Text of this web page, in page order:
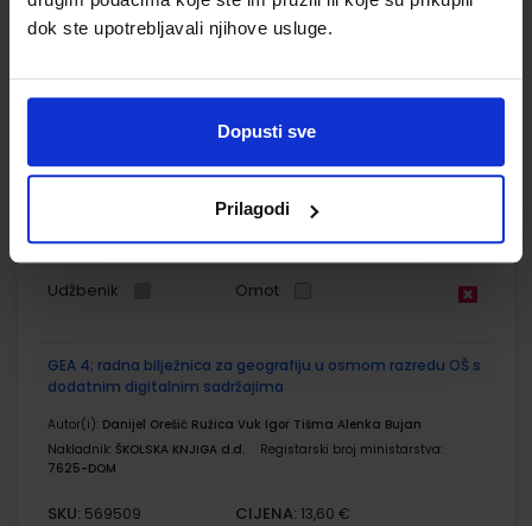
dok ste upotrebljavali njihove usluge.
Dopusti sve
Prilagodi
dodatnim digitalnim sadržajima
Danijel Orešić Igor Tišma Ružica Vuk Alenka Bujan
ŠIFRA OMOTA:500175
Udžbenik Omot
GEA 4; radna bilježnica za geografiju u osmom razredu OŠ s
dodatnim digitalnim sadržajima
Autor(i): Danijel Orešić Ružica Vuk Igor Tišma Alenka Bujan
Nakladnik: ŠKOLSKA KNJIGA d.d.
Registarski broj ministarstva:
7625-DOM
SKU: 569509 CIJENA: 13,60 €